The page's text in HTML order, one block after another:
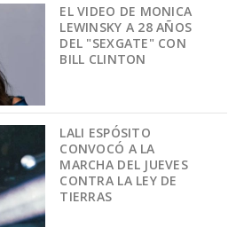
EL VIDEO DE MONICA
LEWINSKY A 28 AÑOS
DEL "SEXGATE" CON
BILL CLINTON
LALI ESPÓSITO
CONVOCÓ A LA
MARCHA DEL JUEVES
CONTRA LA LEY DE
TIERRAS